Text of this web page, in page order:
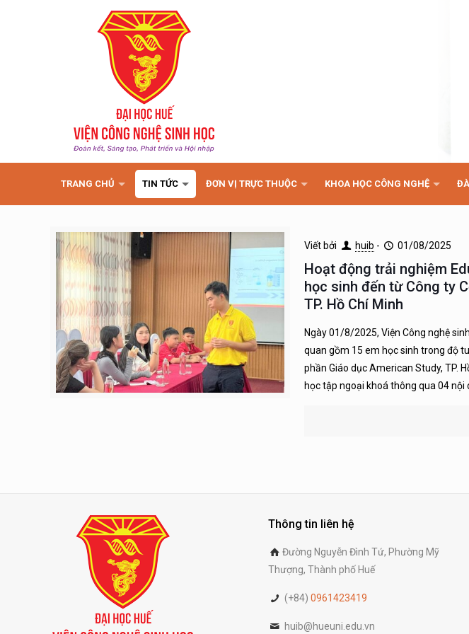
TRANG CHỦ TIN TỨC ĐƠN VỊ TRỰC THUỘC KHOA HỌC CÔNG NGHỆ
Viết bởi huib - 01/08/2025
Hoạt động trải nghiệm
học sinh đến từ Công ty
TP. Hồ Chí Minh
Ngày 01/8/2025, Viện Công nghệ
quan gồm 15 em học sinh trong độ
phần Giáo dục American Study, TP.
học tập ngoại khoá thông qua 04 nội
Thông tin liên hệ
Đường Nguyễn Đình Tứ, Phường Mỹ
Thượng, Thành phố Huế
(+84) 0961423419
huib@hueuni.edu.vn